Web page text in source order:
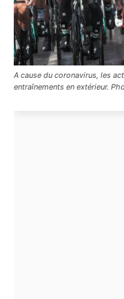
A cause du coronavirus, les
entraînements en extérieur.